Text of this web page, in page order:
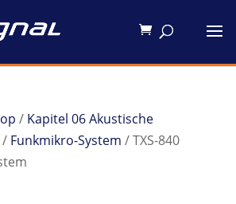
/ Kapitel 06 Akustische
/ Funkmikro-System / TXS-840